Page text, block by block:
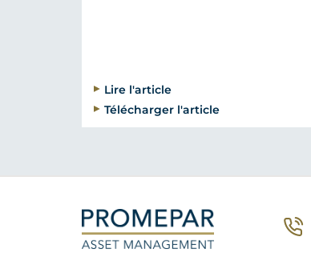
Lire l'article
Télécharger l'article